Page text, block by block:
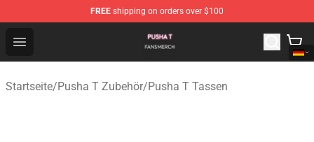
FREE shipping on orders over $100
Open menu
Pusha T Shop - Official Pusha T Merchandise Store
Startseite/Pusha T Zubehör/Pusha T Tassen